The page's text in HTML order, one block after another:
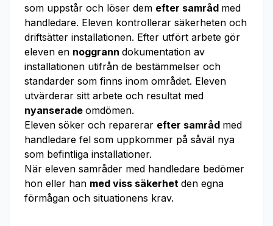
som uppstår och löser dem efter samråd med
handledare. Eleven kontrollerar säkerheten och
driftsätter installationen. Efter utfört arbete gör
eleven en noggrann dokumentation av
installationen utifrån de bestämmelser och
standarder som finns inom området. Eleven
utvärderar sitt arbete och resultat med
nyanserade omdömen.
Eleven söker och reparerar efter samråd med
handledare fel som uppkommer på såväl nya
som befintliga installationer.
När eleven samråder med handledare bedömer
hon eller han med viss säkerhet den egna
förmågan och situationens krav.